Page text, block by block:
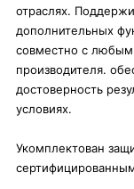
отраслях.
дополнительных
совместно с
производителя.
достоверность
условиях.
Укомплектован